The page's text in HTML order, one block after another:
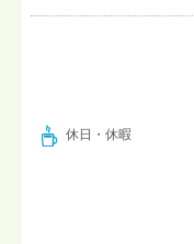
休日・休暇